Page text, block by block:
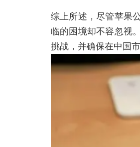
综上所述，尽管苹果
临的困境却不容忽视
挑战，并确保在中国